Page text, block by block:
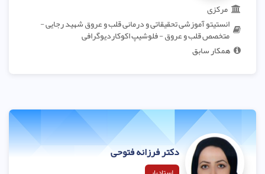
مرکزی
انستیتو آموزشی تحقیقاتی و درمانی قلب و عروق شهید رجایی -
متخصص قلب و عروق - فلوشیپ اکوکاردیوگرافی
همکار سابق
دکتر فرزانه فتوحی